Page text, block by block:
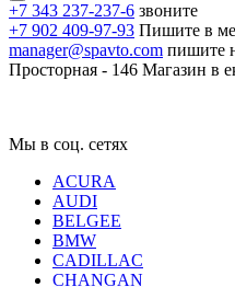
+7 343 237-237-6 звоните
+7 902 409-97-93 Пишите в
manager@spavto.com пишите
Просторная - 146 Магазин в
Мы в соц. сетях
ACURA
AUDI
BELGEE
BMW
CADILLAC
CHANGAN